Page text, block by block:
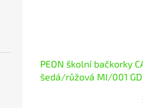
PEON školní bačkorky
šedá/růžová MI/001 GD